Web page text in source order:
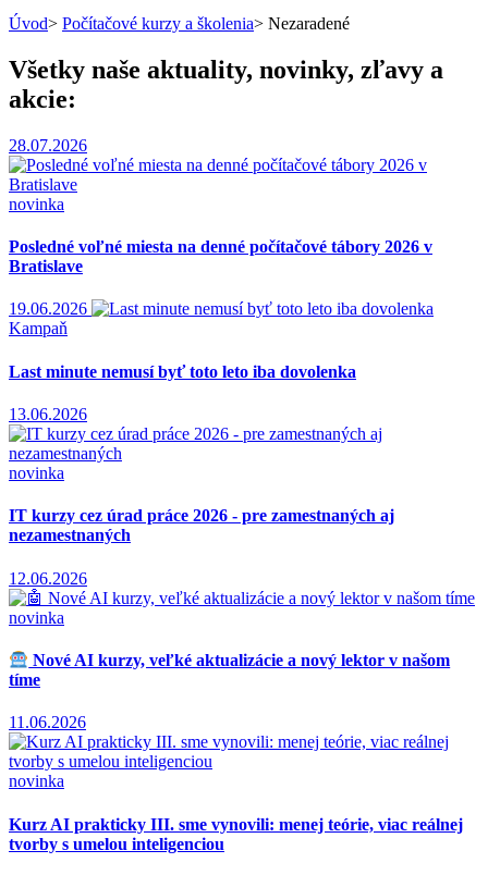
Úvod> Počítačové kurzy a školenia> Nezaradené
Všetky naše aktuality, novinky, zľavy a
akcie:
28.07.2026
novinka
Posledné voľné miesta na denné počítačové tábory 2026 v
Bratislave
19.06.2026
Kampaň
Last minute nemusí byť toto leto iba dovolenka
13.06.2026
novinka
IT kurzy cez úrad práce 2026 - pre zamestnaných aj
nezamestnaných
12.06.2026
novinka
Nové AI kurzy, veľké aktualizácie a nový lektor v našom
tíme
11.06.2026
novinka
Kurz AI prakticky III. sme vynovili: menej teórie, viac reálnej
tvorby s umelou inteligenciou